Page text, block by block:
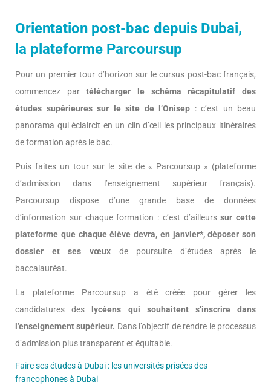
Orientation post-bac depuis Dubai,
la plateforme Parcoursup
Pour un premier tour d’horizon sur le cursus post-bac français,
commencez partélécharger le schéma récapitulatif des
études supérieures sur le site de l’Onisep : c’est un beau
panorama qui éclaircit en un clin d’œil les principaux itinéraires
de formation après le bac.
Puis faites un tour sur le site de « Parcoursup » (plateforme
d’admission dans l’enseignement supérieur français).
Parcoursup dispose d’une grande base de données
d’information sur chaque formation : c’est d’ailleurssur cette
plateforme que chaque élève devra, en janvier*, déposer son
dossier et ses vœuxde poursuite d’études après le
baccalauréat.
La plateforme Parcoursup a été créée pour gérer les
candidatures des
lycéens qui souhaitent s’inscrire dans
l’enseignement supérieur. Dans l’objectif de rendre le processus
d’admission plus transparent et équitable.
Faire ses études à Dubai : les universités prisées des
francophones à Dubai